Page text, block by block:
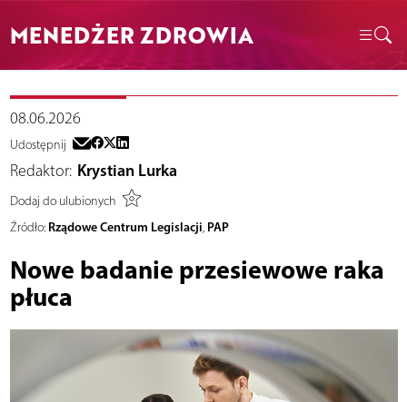
MENEDŻER ZDROWIA
08.06.2026
Udostępnij
Redaktor: Krystian Lurka
Dodaj do ulubionych
Źródło: Rządowe Centrum Legislacji, PAP
Nowe badanie przesiewowe raka
płuca